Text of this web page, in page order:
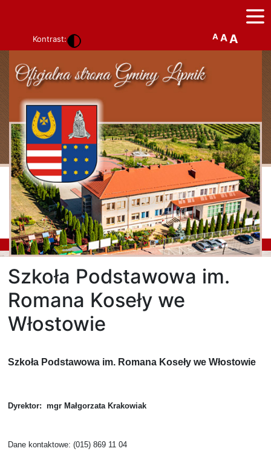
Kontrast: A AA
Szkoła Podstawowa im.
Romana Koseły we
Włostowie
Szkoła Podstawowa im. Romana Koseły we Włostowie
Dyrektor: mgr Małgorzata Krakowiak
Dane kontaktowe: (015) 869 11 04